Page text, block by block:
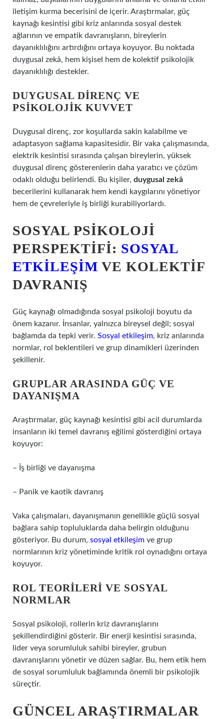
iletişim kurma becerisini de içerir. Araştırmalar, güç
kaynağı kesintisi gibi kriz anlarında sosyal destek
ağlarının ve empatik davranışların, bireylerin
dayanıklılığını artırdığını ortaya koyuyor. Bu noktada
duygusal zekâ, hem kişisel hem de kolektif psikolojik
dayanıklılığı destekler.
DUYGUSAL DIRENÇ VE
PSIKOLOJIK KUVVET
Duygusal direnç, zor koşullarda sakin kalabilme ve
adaptasyon sağlama kapasitesidir. Bir vaka çalışmasında,
elektrik kesintisi sırasında çalışan bireylerin, yüksek
duygusal direnç gösterenlerin daha yaratıcı ve çözüm
odaklı olduğu belirlendi. Bu kişiler, duygusal zekâ
becerilerini kullanarak hem kendi kaygılarını yönetiyor
hem de çevreleriyle iş birliği kurabiliyorlardı.
SOSYAL PSIKOLOJI
PERSPEKTIFI: SOSYAL
ETKILEŞIM VE KOLEKTIF
DAVRANIŞ
Güç kaynağı olmadığında sosyal psikoloji boyutu da
önem kazanır. İnsanlar, yalnızca bireysel değil; sosyal
bağlamda da tepki verir. Sosyal etkileşim, kriz anlarında
normlar, rol beklentileri ve grup dinamikleri üzerinden
şekillenir.
GRUPLAR ARASINDA GÜÇ VE
DAYANIŞMA
Araştırmalar, güç kaynağı kesintisi gibi acil durumlarda
insanların iki temel davranış eğilimi gösterdiğini ortaya
koyuyor:
– İş birliği ve dayanışma
– Panik ve kaotik davranış
Vaka çalışmaları, dayanışmanın genellikle güçlü sosyal
bağlara sahip topluluklarda daha belirgin olduğunu
gösteriyor. Bu durum, sosyal etkileşim ve grup
normlarının kriz yönetiminde kritik rol oynadığını ortaya
koyuyor.
ROL TEORILERI VE SOSYAL
NORMLAR
Sosyal psikoloji, rollerin kriz davranışlarını
şekillendirdiğini gösterir. Bir enerji kesintisi sırasında,
lider veya sorumluluk sahibi bireyler, grubun
davranışlarını yönetir ve düzen sağlar. Bu, hem etik hem
de sosyal sorumluluk bağlamında önemli bir psikolojik
süreçtir.
GÜNCEL ARAŞTIRMALAR